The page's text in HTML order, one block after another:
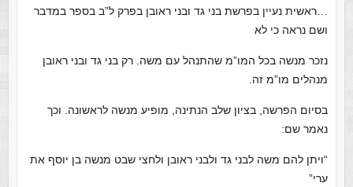
…ראשית נעיין בפרשת בני גד ובני ראובן בפרק ל”ב בספר במדבר
ושם נראה כי לא
נזכר מנשה בכל המו”מ שהתנהל עם משה. רק בני גד ובני ראובן
מנהלים מו”מ זה.
בסיום הפרשה, בציון שלב הנתינה, מופיע מנשה לראשונה. וכך
נאמר שם:
“ויתן להם משה לבני גד ולבני ראובן ולחצי שבט מנשה בן יוסף את
ערי”